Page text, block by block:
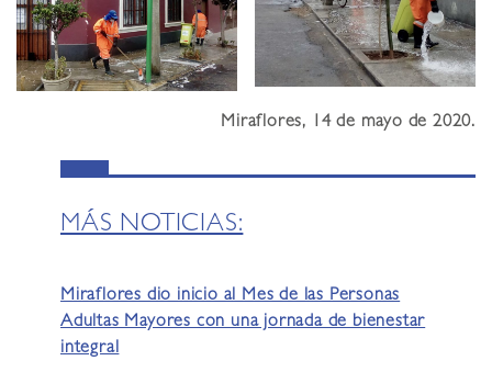
Miraflores, 14 de mayo de 2020.
MÁS NOTICIAS:
Miraflores dio inicio al Mes de las Personas
Adultas Mayores con una jornada de bienestar
integral